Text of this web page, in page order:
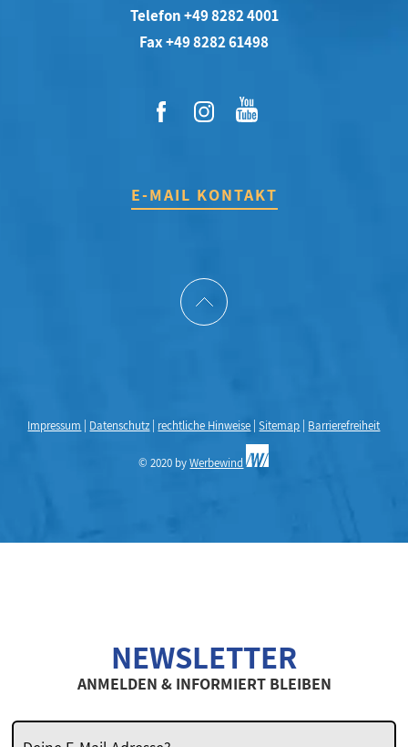
Telefon +49 8282 4001
Fax +49 8282 61498
E-MAIL KONTAKT
Impressum Datenschutz rechtliche Hinweise |Sitemap Barrierefreiheit
© 2020 byWerbewind
NEWSLETTER
ANMELDEN & INFORMIERT BLEIBEN